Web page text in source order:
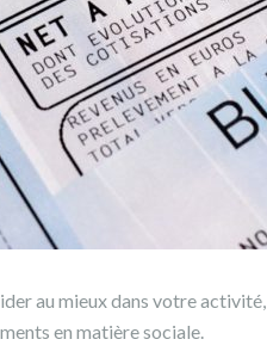
au mieux dans votre activité,
en matière sociale.